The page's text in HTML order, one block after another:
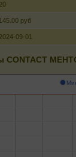
20
145.00 руб
2024-09-01
CONTACT